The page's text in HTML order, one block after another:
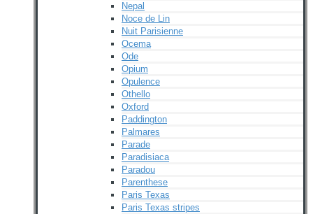
Nepal
Noce de Lin
Nuit Parisienne
Ocema
Ode
Opium
Opulence
Othello
Oxford
Paddington
Palmares
Parade
Paradisiaca
Paradou
Parenthese
Paris Texas
Paris Texas stripes